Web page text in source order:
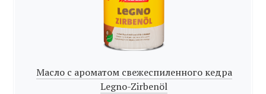
Масло с ароматом свежеспиленного кедра
Legno-Zirbenöl